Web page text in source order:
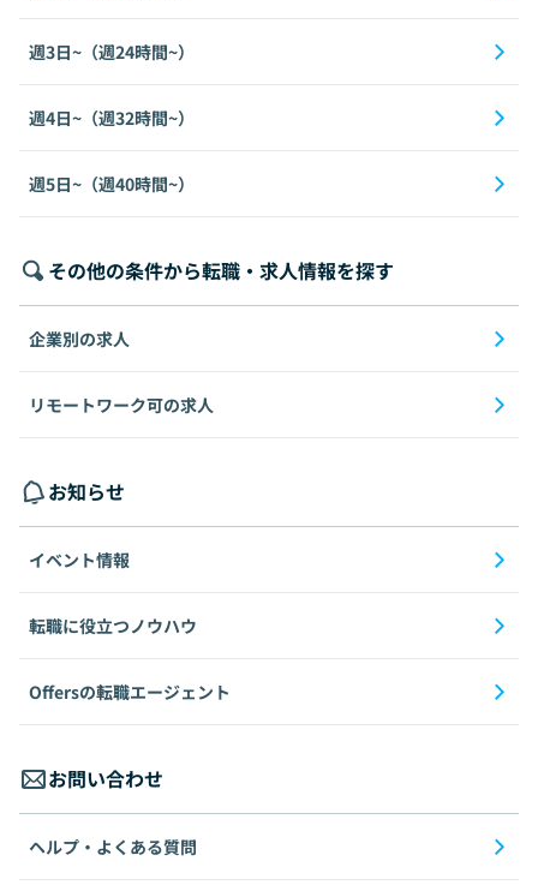
週3日~（週24時間~）
週4日~（週32時間~）
週5日~（週40時間~）
その他の条件から転職・求人情報を探す
企業別の求人
リモートワーク可の求人
お知らせ
イベント情報
転職に役立つノウハウ
Offersの転職エージェント
お問い合わせ
ヘルプ・よくある質問